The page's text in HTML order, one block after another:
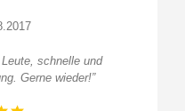
schnelle und
Gerne wieder!”